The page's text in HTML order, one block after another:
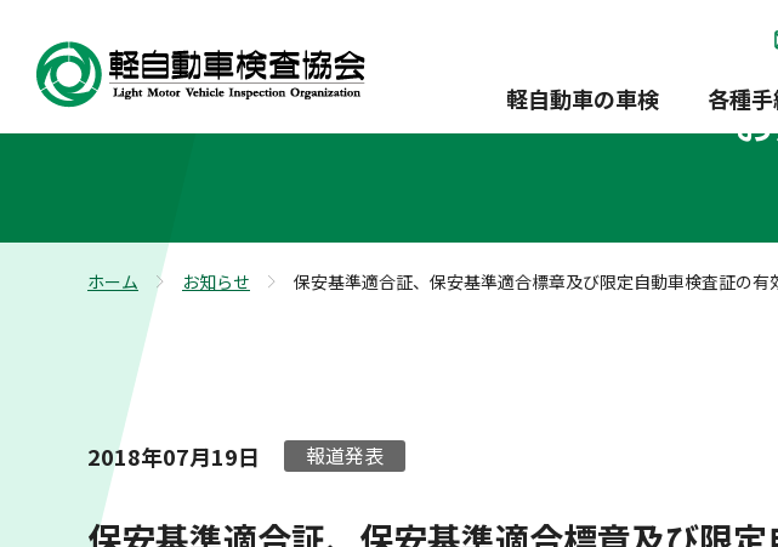
軽自動車の車検 各種
ホーム お知らせ 保安基準適合証、保安基準適合標章及び限定自動車検査証の
2018年07月19日 報道発表